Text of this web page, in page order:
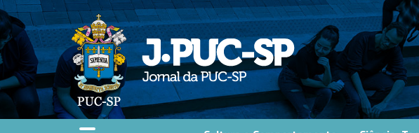
Pular para o conteúdo principal